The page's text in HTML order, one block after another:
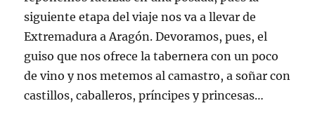
siguiente etapa del viaje nos va a llevar de
Extremadura a Aragón. Devoramos, pues, el
guiso que nos ofrece la tabernera con un poco
de vino y nos metemos al camastro, a soñar con
castillos, caballeros, príncipes y princesas…